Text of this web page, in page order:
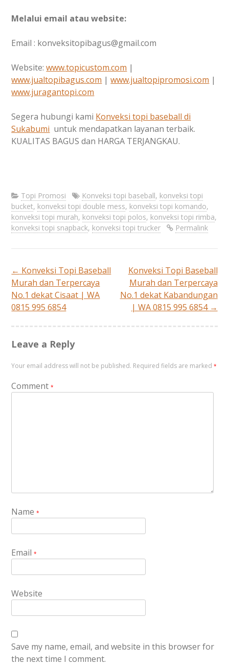
Melalui email atau website:
Email : konveksitopibagus@gmail.com
Website:www.topicustom.com |
www.jualtopibagus.com |www.jualtopipromosi.com |
www.juragantopi.com
Segera hubungi kami Konveksi topi baseball di
Sukabumi untuk mendapatkan layanan terbaik.
KUALITAS BAGUS dan HARGA TERJANGKAU.
Topi Promosi Konveksi topi baseball, konveksi topi
bucket, konveksi topi double mess, konveksi topi komando,
konveksi topi murah, konveksi topi polos, konveksi topi rimba,
konveksi topi snapback, konveksi topi trucker Permalink
Post
navigation
← Konveksi Topi Baseball
Murah dan Terpercaya
No.1 dekat Cisaat | WA
0815 995 6854
Konveksi Topi Baseball
Murah dan Terpercaya
No.1 dekat Kabandungan
| WA 0815 995 6854 →
Leave a Reply
Your email address will not be published. Required fields are marked*
Comment*
Name*
Email*
Website
Save my name, email, and website in this browser for
the next time I comment.